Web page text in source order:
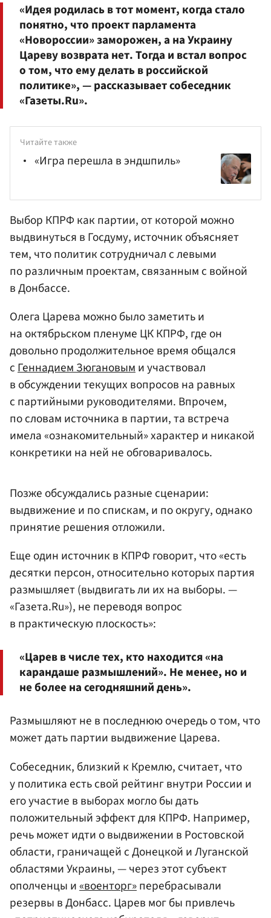
«Идея родилась в тот момент, когда стало
понятно, что проект парламента
«Новороссии» заморожен, а на Украину
Цареву возврата нет. Тогда и встал вопрос
о том, что ему делать в российской
политике», — рассказывает собеседник
«Газеты.Ru».
Читайте также
«Игра перешла в эндшпиль»
Выбор КПРФ как партии, от которой можно
выдвинуться в Госдуму, источник объясняет
тем, что политик сотрудничал с левыми
по различным проектам, связанным с войной
в Донбассе.
Олега Царева можно было заметить и
на октябрьском пленуме ЦК КПРФ, где он
довольно продолжительное время общался
сГеннадием Зюгановыми участвовал
в обсуждении текущих вопросов на равных
с партийными руководителями. Впрочем,
по словам источника в партии, та встреча
имела «ознакомительный» характер и никакой
конкретики на ней не обговаривалось.
Позже обсуждались разные сценарии:
выдвижение и по спискам, и по округу, однако
принятие решения отложили.
Еще один источник в КПРФ говорит, что «есть
десятки персон, относительно которых партия
размышляет (выдвигать ли их на выборы. —
«Газета.Ru»), не переводя вопрос
в практическую плоскость»:
«Царев в числе тех, кто находится «на
карандаше размышлений». Не менее, но и
не более на сегодняшний день».
Размышляют не в последнюю очередь о том, что
может дать партии выдвижение Царева.
Собеседник, близкий к Кремлю, считает, что
у политика есть свой рейтинг внутри России и
его участие в выборах могло бы дать
положительный эффект для КПРФ. Например,
речь может идти о выдвижении в Ростовской
области, граничащей с Донецкой и Луганской
областями Украины, — через этот субъект
ополченцы и«военторг»перебрасывали
резервы в Донбасс. Царев мог бы привлечь